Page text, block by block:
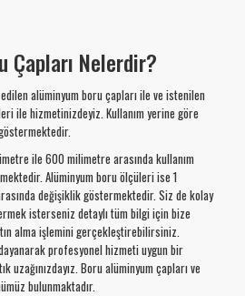
Çapları Nelerdir?
alüminyum boru çapları ile ve istenilen
ile hizmetinizdeyiz. Kullanım yerine göre
ile 600 milimetre arasında kullanım
Alüminyum boru ölçüleri ise 1
değişiklik göstermektedir. Siz de kolay
isterseniz detaylı tüm bilgi için bize
alma işlemini gerçekleştirebilirsiniz.
profesyonel hizmeti uygun bir
uzağınızdayız. Boru alüminyum çapları ve
bulunmaktadır.